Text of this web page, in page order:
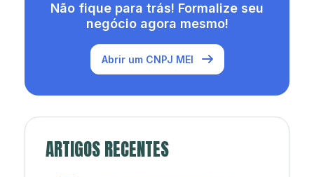
Não fique para trás! Formalize seu
negócio agora mesmo!
Abrir um CNPJ MEI
ARTIGOS RECENTES